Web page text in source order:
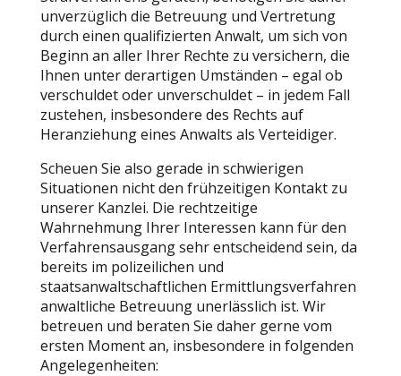
unverzüglich die Betreuung und Vertretung
durch einen qualifizierten Anwalt, um sich von
Beginn an aller Ihrer Rechte zu versichern, die
Ihnen unter derartigen Umständen – egal ob
verschuldet oder unverschuldet – in jedem Fall
zustehen, insbesondere des Rechts auf
Heranziehung eines Anwalts als Verteidiger.
Scheuen Sie also gerade in schwierigen
Situationen nicht den frühzeitigen Kontakt zu
unserer Kanzlei. Die rechtzeitige
Wahrnehmung Ihrer Interessen kann für den
Verfahrensausgang sehr entscheidend sein, da
bereits im polizeilichen und
staatsanwaltschaftlichen Ermittlungsverfahren
anwaltliche Betreuung unerlässlich ist. Wir
betreuen und beraten Sie daher gerne vom
ersten Moment an, insbesondere in folgenden
Angelegenheiten: